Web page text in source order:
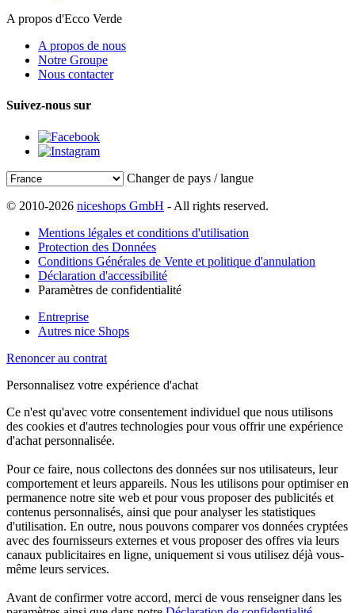
A propos d'Ecco Verde
A propos de nous
Notre Groupe
Nous contacter
Suivez-nous sur
Changer de pays / langue
© 2010-2026 niceshops GmbH - All rights reserved.
Mentions légales et conditions d'utilisation
Protection des Données
Conditions Générales de Vente et politique d'annulation
Déclaration d'accessibilité
Paramètres de confidentialité
Entreprise
Autres nice Shops
Renoncer au contrat
Personnalisez votre expérience d'achat
Ce n'est qu'avec votre consentement individuel que nous utilisons
des cookies et d'autres technologies pour vous offrir une expérience
d'achat personnalisée.
Pour ce faire, nous collectons des données sur nos utilisateurs, leur
comportement et leurs appareils. Nous les utilisons pour optimiser en
permanence notre site web et pour vous proposer des publicités et
contenus personnalisés, ainsi que pour analyser les statistiques
d'utilisation. En outre, nous pouvons comparer vos données cryptées
avec des fournisseurs externes et vous proposer des offres via leurs
canaux publicitaires en ligne, uniquement si vous utilisez déjà vous-
même leurs services.
Avant de confirmer votre accord, merci de vous renseigner dans les